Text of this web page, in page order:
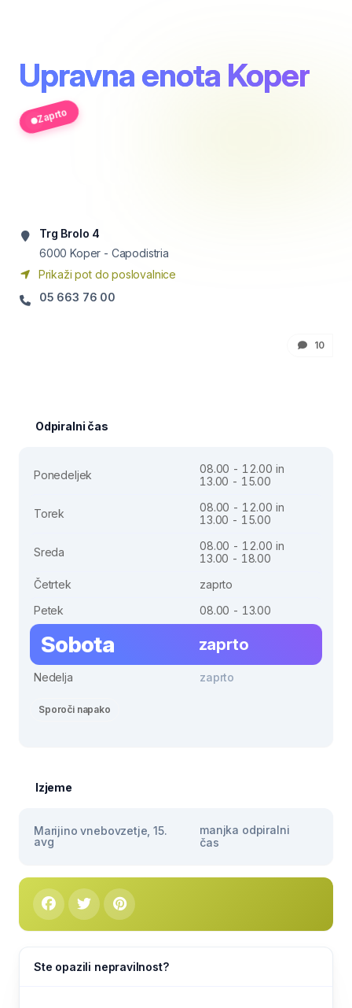
Upravna enota Koper
Zaprto
Trg Brolo 4
6000 Koper - Capodistria
Prikaži pot do poslovalnice
05 663 76 00
10
Odpiralni čas
Ponedeljek
08.00 - 12.00 in
13.00 - 15.00
Torek
08.00 - 12.00 in
13.00 - 15.00
Sreda
08.00 - 12.00 in
13.00 - 18.00
Četrtek
zaprto
Petek
08.00 - 13.00
Sobota zaprto
Nedelja zaprto
Sporoči napako
Izjeme
Marijino vnebovzetje, 15.
avg
manjka odpiralni
čas
Ste opazili nepravilnost?